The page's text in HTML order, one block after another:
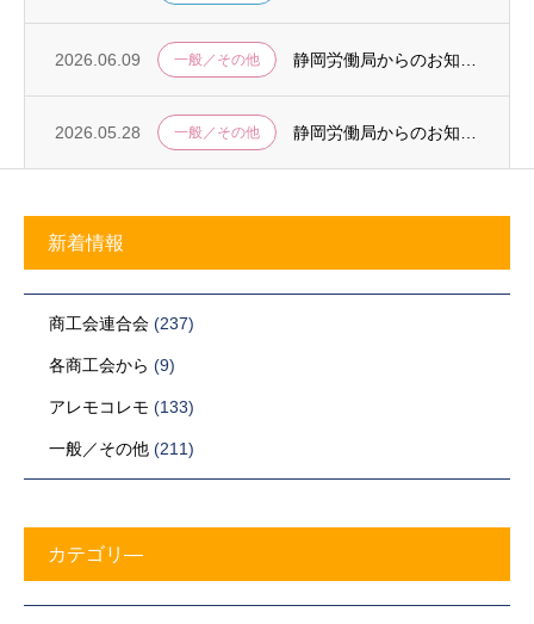
2026.06.09 一般／その他
2026.05.28 一般／その他
新着情報
商工会連合会 (237)
各商工会から (9)
アレモコレモ (133)
一般／その他 (211)
カテゴリ―